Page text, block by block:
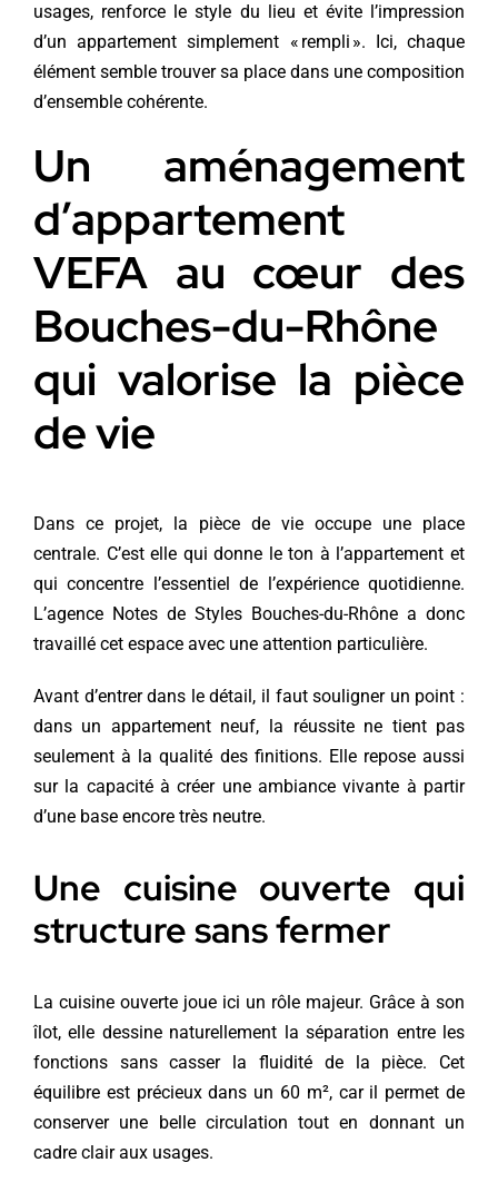
usages, renforce le style du lieu et évite l’impression
d’un appartement simplement « rempli ». Ici, chaque
élément semble trouver sa place dans une composition
d’ensemble cohérente.
Un aménagement
d’appartement
VEFA au cœur des
Bouches-du-Rhône
qui valorise la pièce
de vie
Dans ce projet, la pièce de vie occupe une place
centrale. C’est elle qui donne le ton à l’appartement et
qui concentre l’essentiel de l’expérience quotidienne.
L’agence Notes de Styles Bouches-du-Rhône a donc
travaillé cet espace avec une attention particulière.
Avant d’entrer dans le détail, il faut souligner un point :
dans un appartement neuf, la réussite ne tient pas
seulement à la qualité des finitions. Elle repose aussi
sur la capacité à créer une ambiance vivante à partir
d’une base encore très neutre.
Une cuisine ouverte qui
structure sans fermer
La cuisine ouverte joue ici un rôle majeur. Grâce à son
îlot, elle dessine naturellement la séparation entre les
fonctions sans casser la fluidité de la pièce. Cet
équilibre est précieux dans un 60 m², car il permet de
conserver une belle circulation tout en donnant un
cadre clair aux usages.